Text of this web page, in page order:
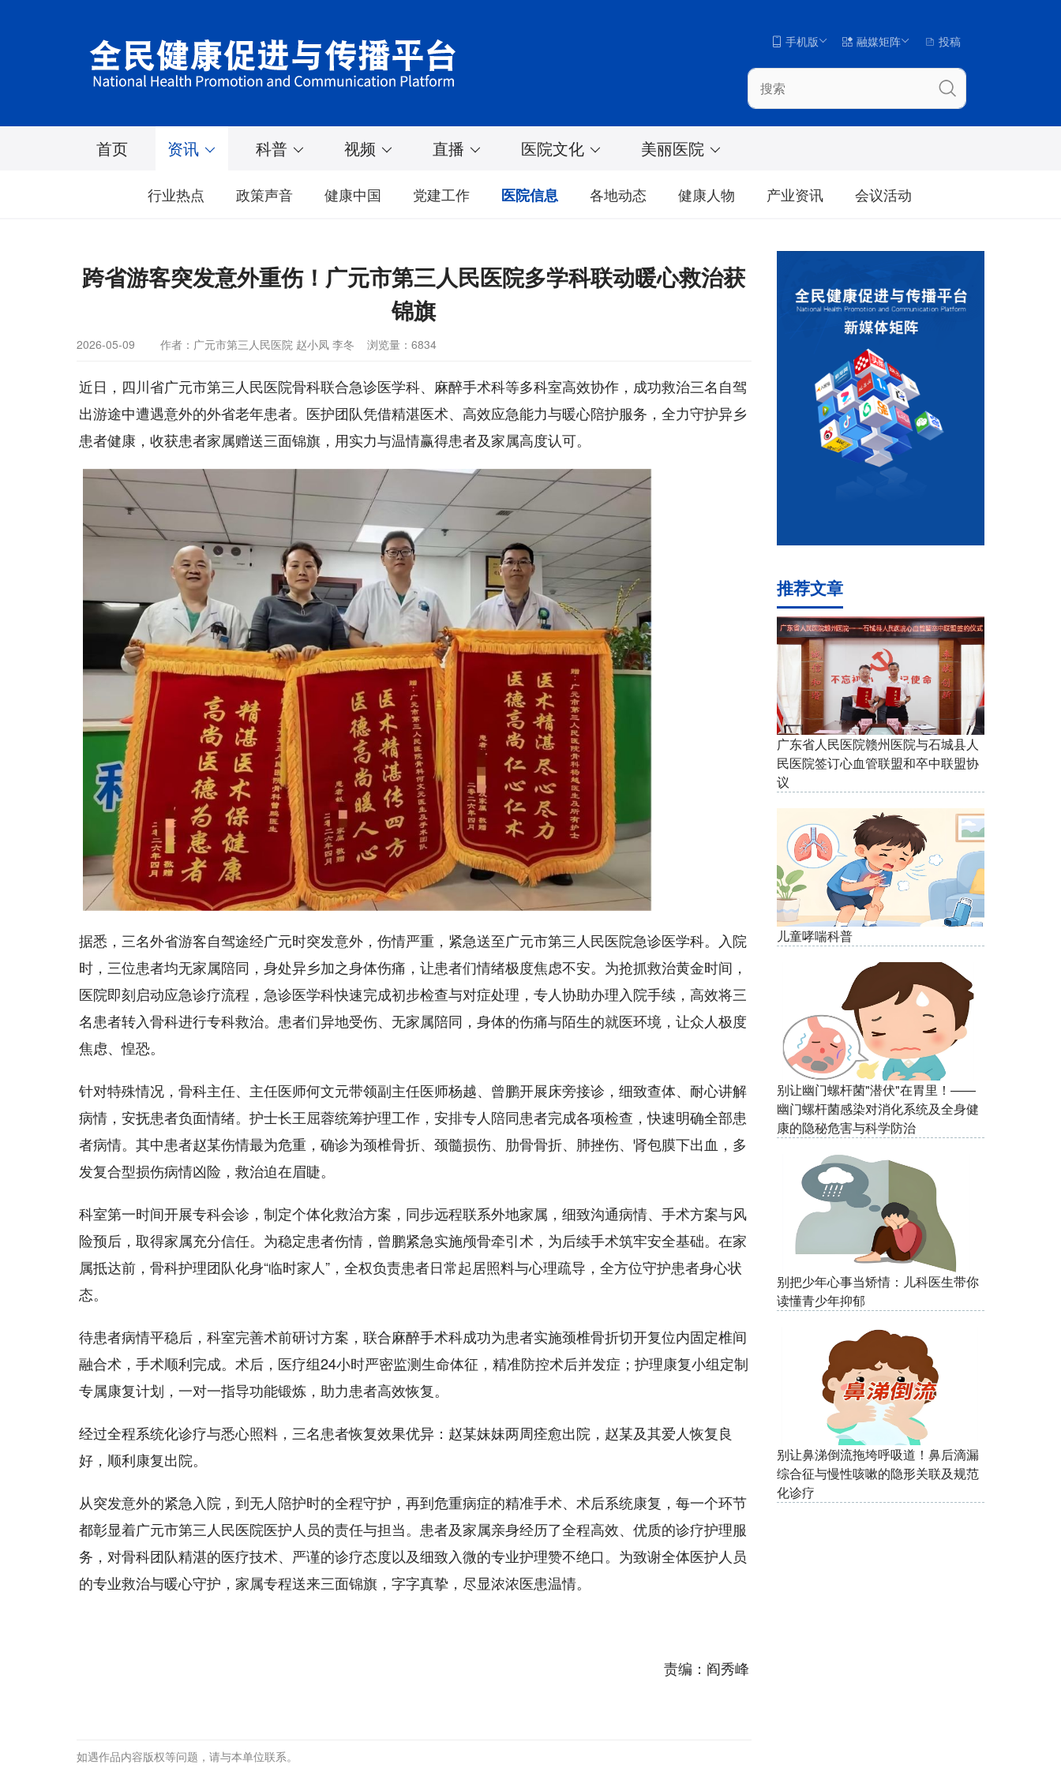
手机版 融媒矩阵 投稿
首页 资讯 科普 视频 直播 医院文化 美丽医院
行业热点 政策声音 健康中国 党建工作 医院信息 各地动态 健康人物 产业资讯 会议活动
跨省游客突发意外重伤！广元市第三人民医院多学科联动暖心救治获
锦旗
2026-05-09 作者：广元市第三人民医院 赵小凤 李冬 浏览量：6834
近日，四川省广元市第三人民医院骨科联合急诊医学科、麻醉手术科等多科室高效协作，成功救治三名自驾
出游途中遭遇意外的外省老年患者。医护团队凭借精湛医术、高效应急能力与暖心陪护服务，全力守护异乡
患者健康，收获患者家属赠送三面锦旗，用实力与温情赢得患者及家属高度认可。
据悉，三名外省游客自驾途经广元时突发意外，伤情严重，紧急送至广元市第三人民医院急诊医学科。入院
时，三位患者均无家属陪同，身处异乡加之身体伤痛，让患者们情绪极度焦虑不安。为抢抓救治黄金时间，
医院即刻启动应急诊疗流程，急诊医学科快速完成初步检查与对症处理，专人协助办理入院手续，高效将三
名患者转入骨科进行专科救治。患者们异地受伤、无家属陪同，身体的伤痛与陌生的就医环境，让众人极度
焦虑、惶恐。
针对特殊情况，骨科主任、主任医师何文元带领副主任医师杨越、曾鹏开展床旁接诊，细致查体、耐心讲解
病情，安抚患者负面情绪。护士长王屈蓉统筹护理工作，安排专人陪同患者完成各项检查，快速明确全部患
者病情。其中患者赵某伤情最为危重，确诊为颈椎骨折、颈髓损伤、肋骨骨折、肺挫伤、肾包膜下出血，多
发复合型损伤病情凶险，救治迫在眉睫。
科室第一时间开展专科会诊，制定个体化救治方案，同步远程联系外地家属，细致沟通病情、手术方案与风
险预后，取得家属充分信任。为稳定患者伤情，曾鹏紧急实施颅骨牵引术，为后续手术筑牢安全基础。在家
属抵达前，骨科护理团队化身“临时家人”，全权负责患者日常起居照料与心理疏导，全方位守护患者身心状
态。
待患者病情平稳后，科室完善术前研讨方案，联合麻醉手术科成功为患者实施颈椎骨折切开复位内固定椎间
融合术，手术顺利完成。术后，医疗组24小时严密监测生命体征，精准防控术后并发症；护理康复小组定制
专属康复计划，一对一指导功能锻炼，助力患者高效恢复。
经过全程系统化诊疗与悉心照料，三名患者恢复效果优异：赵某妹妹两周痊愈出院，赵某及其爱人恢复良
好，顺利康复出院。
从突发意外的紧急入院，到无人陪护时的全程守护，再到危重病症的精准手术、术后系统康复，每一个环节
都彰显着广元市第三人民医院医护人员的责任与担当。患者及家属亲身经历了全程高效、优质的诊疗护理服
务，对骨科团队精湛的医疗技术、严谨的诊疗态度以及细致入微的专业护理赞不绝口。为致谢全体医护人员
的专业救治与暖心守护，家属专程送来三面锦旗，字字真挚，尽显浓浓医患温情。
责编：阎秀峰
如遇作品内容版权等问题，请与本单位联系。
推荐文章
广东省人民医院赣州医院与石城县人
民医院签订心血管联盟和卒中联盟协
议
儿童哮喘科普
别让幽门螺杆菌"潜伏"在胃里！——
幽门螺杆菌感染对消化系统及全身健
康的隐秘危害与科学防治
别把少年心事当矫情：儿科医生带你
读懂青少年抑郁
别让鼻涕倒流拖垮呼吸道！鼻后滴漏
综合征与慢性咳嗽的隐形关联及规范
化诊疗